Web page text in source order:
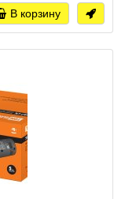
В корзину